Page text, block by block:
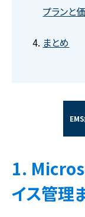
プランと
まとめ
1.
イス管理